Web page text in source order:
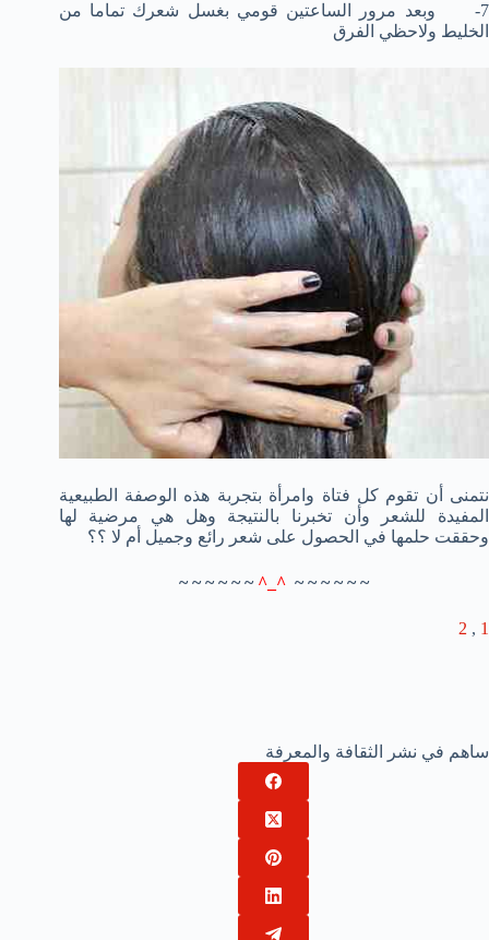
7- وبعد مرور الساعتين قومي بغسل شعرك تماما من
الخليط ولاحظي الفرق
نتمنى أن تقوم كل فتاة وامرأة بتجربة هذه الوصفة الطبيعية
المفيدة للشعر وأن تخبرنا بالنتيجة وهل هي مرضية لها
وحققت حلمها في الحصول على شعر رائع وجميل أم لا ؟؟
~ ~ ~ ~ ~ ~
^_^
~ ~ ~ ~ ~ ~
1
,
2
ساهم في نشر الثقافة والمعرفة